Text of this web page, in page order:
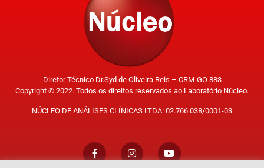
Diretor Técnico Dr.Syd de Oliveira Reis – CRM-GO 883
Copyright © 2022. Todos os direitos reservados ao Laboratório Núcleo.
NÚCLEO DE ANÁLISES CLÍNICAS LTDA: 02.766.038/0001-03